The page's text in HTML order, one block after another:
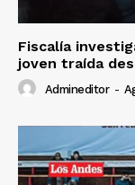
Fiscalía
joven traída
Admineditor -